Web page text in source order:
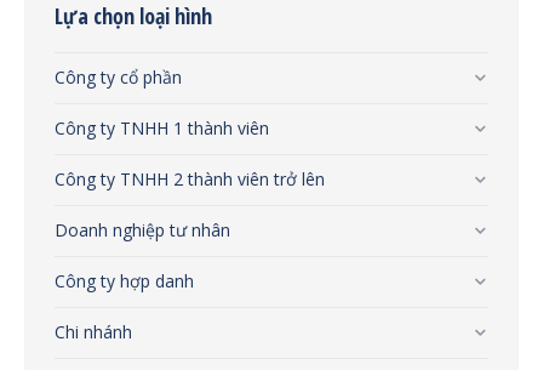
Lựa chọn loại hình
Công ty cổ phần
Công ty TNHH 1 thành viên
Công ty TNHH 2 thành viên trở lên
Doanh nghiệp tư nhân
Công ty hợp danh
Chi nhánh